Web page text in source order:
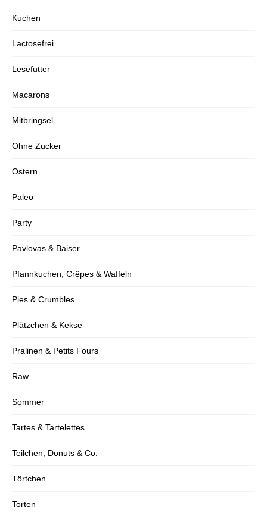
Kuchen
Lactosefrei
Lesefutter
Macarons
Mitbringsel
Ohne Zucker
Ostern
Paleo
Party
Pavlovas & Baiser
Pfannkuchen, Crêpes & Waffeln
Pies & Crumbles
Plätzchen & Kekse
Pralinen & Petits Fours
Raw
Sommer
Tartes & Tartelettes
Teilchen, Donuts & Co.
Törtchen
Torten